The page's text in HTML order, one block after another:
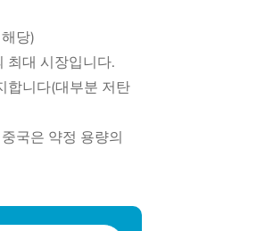
당)
최대 시장입니다.
합니다(대부분 저탄
국은 약정 용량의